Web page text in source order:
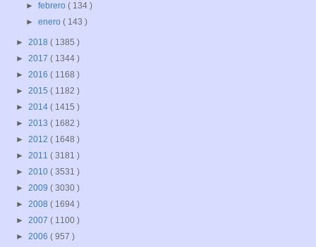
►febrero( 134 )
►enero( 143 )
► 2018 ( 1385 )
► 2017 ( 1344 )
► 2016 ( 1168 )
► 2015 ( 1182 )
► 2014 ( 1415 )
► 2013 ( 1682 )
► 2012 ( 1648 )
► 2011 ( 3181 )
► 2010 ( 3531 )
► 2009 ( 3030 )
► 2008 ( 1694 )
► 2007 ( 1100 )
► 2006 ( 957 )